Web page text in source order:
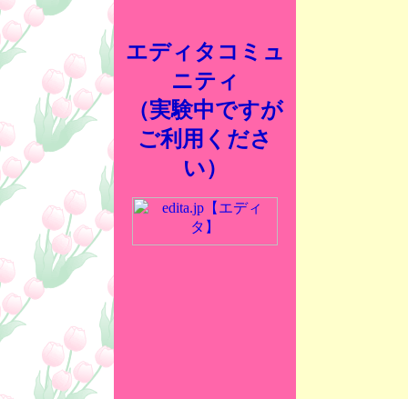
エディタコミュ
ニティ
（実験中ですが
ご利用くださ
い）